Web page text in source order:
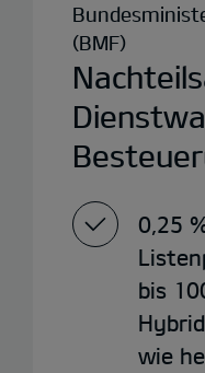
(BMF)
0,25
bis
wie